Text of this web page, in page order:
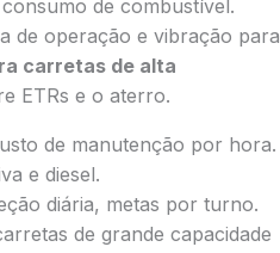
de combustível.
de operação e vibração para
carretas de alta
ETRs e o aterro.
de manutenção por hora.
e diesel.
diária, metas por turno.
de grande capacidade